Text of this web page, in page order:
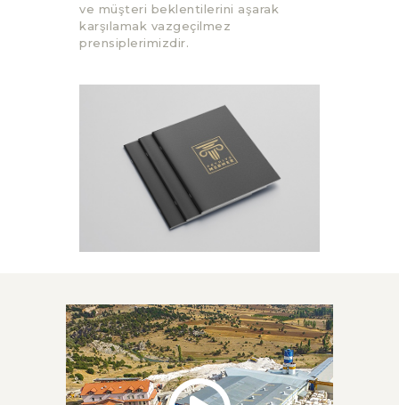
ve müşteri beklentilerini aşarak
karşılamak vazgeçilmez
prensiplerimizdir.